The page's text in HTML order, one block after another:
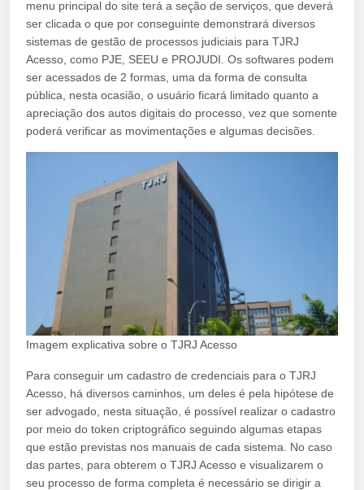
menu principal do site terá a seção de serviços, que deverá
ser clicada o que por conseguinte demonstrará diversos
sistemas de gestão de processos judiciais para TJRJ
Acesso, como PJE, SEEU e PROJUDI. Os softwares podem
ser acessados de 2 formas, uma da forma de consulta
pública, nesta ocasião, o usuário ficará limitado quanto a
apreciação dos autos digitais do processo, vez que somente
poderá verificar as movimentações e algumas decisões.
Imagem explicativa sobre o TJRJ Acesso
Para conseguir um cadastro de credenciais para o TJRJ
Acesso, há diversos caminhos, um deles é pela hipótese de
ser advogado, nesta situação, é possível realizar o cadastro
por meio do token criptográfico seguindo algumas etapas
que estão previstas nos manuais de cada sistema. No caso
das partes, para obterem o TJRJ Acesso e visualizarem o
seu processo de forma completa é necessário se dirigir a